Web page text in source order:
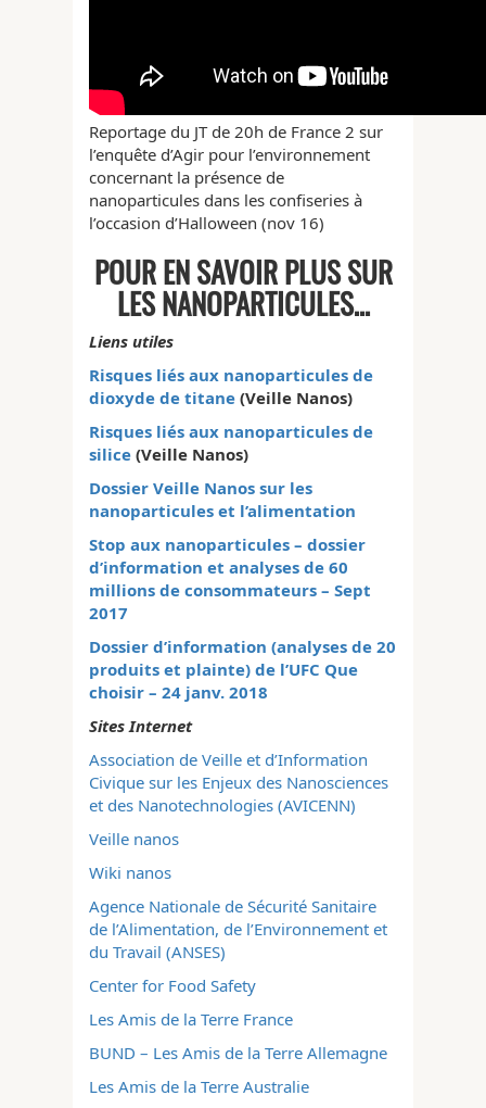
Reportage du JT de 20h de France 2 sur
l’enquête d’Agir pour l’environnement
concernant la présence de
nanoparticules dans les confiseries à
l’occasion d’Halloween (nov 16)
POUR EN SAVOIR PLUS SUR
LES NANOPARTICULES…
Liens utiles
Risques liés aux nanoparticules de
dioxyde de titane (Veille Nanos)
Risques liés aux nanoparticules de
silice (Veille Nanos)
Dossier Veille Nanos sur les
nanoparticules et l’alimentation
Stop aux nanoparticules – dossier
d’information et analyses de 60
millions de consommateurs – Sept
2017
Dossier d’information (analyses de 20
produits et plainte) de l’UFC Que
choisir – 24 janv. 2018
Sites Internet
Association de Veille et d’Information
Civique sur les Enjeux des Nanosciences
et des Nanotechnologies (AVICENN)
Veille nanos
Wiki nanos
Agence Nationale de Sécurité Sanitaire
de l’Alimentation, de l’Environnement et
du Travail (ANSES)
Center for Food Safety
Les Amis de la Terre France
BUND – Les Amis de la Terre Allemagne
Les Amis de la Terre Australie